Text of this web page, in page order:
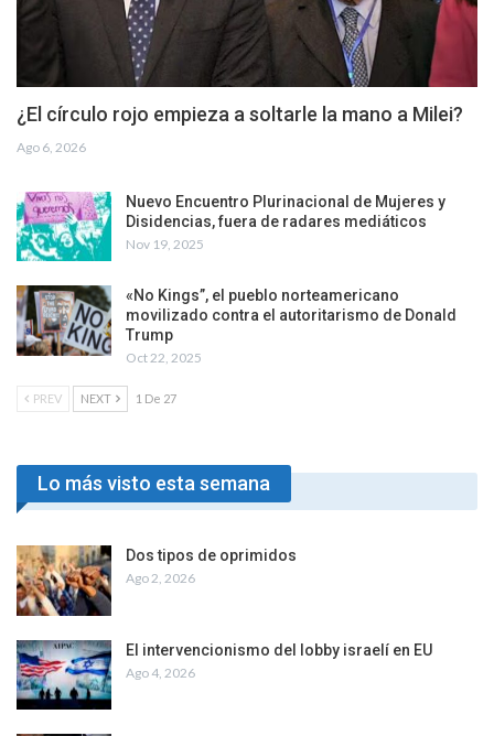
¿El círculo rojo empieza a soltarle la mano a Milei?
Ago 6, 2026
Nuevo Encuentro Plurinacional de Mujeres y
Disidencias, fuera de radares mediáticos
Nov 19, 2025
«No Kings”, el pueblo norteamericano
movilizado contra el autoritarismo de Donald
Trump
Oct 22, 2025
PREV NEXT 1 De 27
Lo más visto esta semana
Dos tipos de oprimidos
Ago 2, 2026
El intervencionismo del lobby israelí en EU
Ago 4, 2026